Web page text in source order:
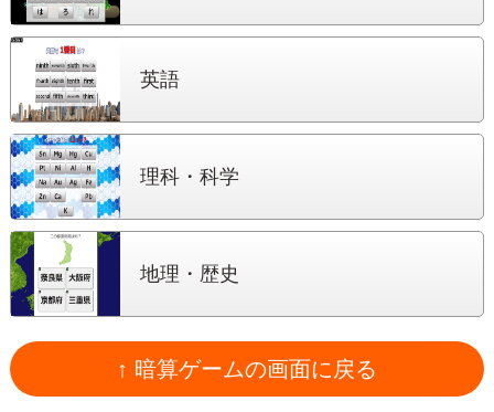
英語
理科・科学
地理・歴史
↑ 暗算ゲームの画面に戻る